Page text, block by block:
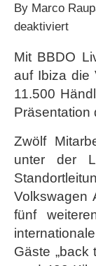
By Marco
deaktiviertfür
realisiert
Ibiza
Mit BBDO
auf Ibiza die
11.500
Präsentation
Zwölf
unter der
Volkswagen
fünf
Gäste „back